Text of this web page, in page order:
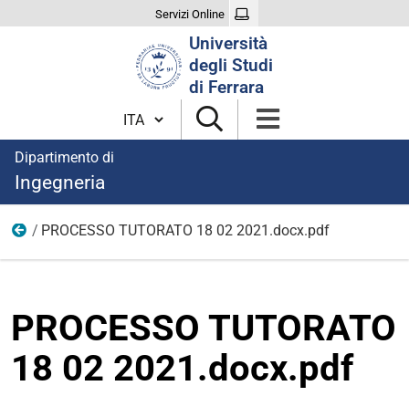
Servizi Online
Università
degli Studi
di Ferrara
Cambia lingua
Dipartimento di
Ingegneria
descrizione processi
PROCESSO TUTORATO 18 02 2021.docx.pdf
PROCESSO TUTORATO
18 02 2021.docx.pdf